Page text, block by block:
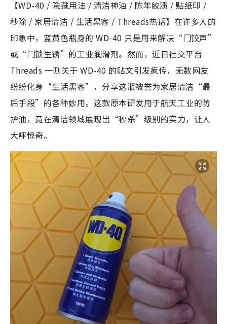
【WD-40 / 隐藏用法 / 清洁神油 / 陈年胶渍 / 贴纸印 /
秒除 / 家居清洁 / 生活黑客 / Threads热话】在许多人的
印象中，蓝黄色瓶身的 WD-40 只是用来解决“门铰声”
或“门锁生锈”的工业润滑剂。然而，近日社交平台
Threads 一则关于 WD-40 的贴文引发疯传，无数网友
纷纷化身“生活黑客”，分享这瓶被誉为家居清洁“最
后手段”的各种妙用。这款原本研发用于航天工业的防
护油，竟在清洁领域展现出“秒杀”级别的实力，让人
大呼惊奇。